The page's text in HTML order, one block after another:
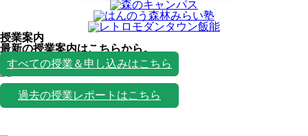
授業案内
最新の授業案内はこちらから。
授業一覧
すべての授業＆申し込みはこちら
過去の授業レポートはこちら